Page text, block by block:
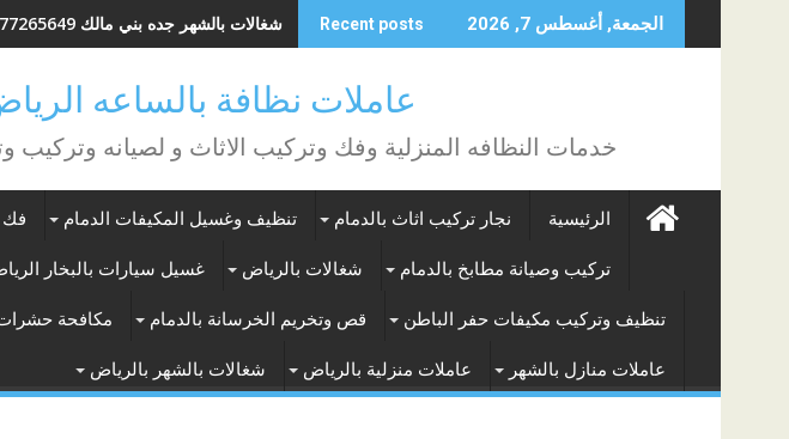
to
الجمعة, أغسطس 7, 2026 Recent posts شغالات بالشهر جده بني مالك 0577265649
عاملات نظافة بالساعه الرياض 0579418735-
خدمات النظافه المنزلية وفك وتركيب الاثاث و لصيانه
الرئيسية نجار تركيب اثاث بالدمام تنظيف وغسيل المكيفات الدمام فك
تركيب وصيانة مطابخ بالدمام شغالات بالرياض غسيل سيارات بالبخار
تنظيف وتركيب مكيفات حفر الباطن قص وتخريم الخرسانة بالدمام مكافحة
عاملات منازل بالشهر عاملات منزلية بالرياض شغالات بالشهر بالرياض